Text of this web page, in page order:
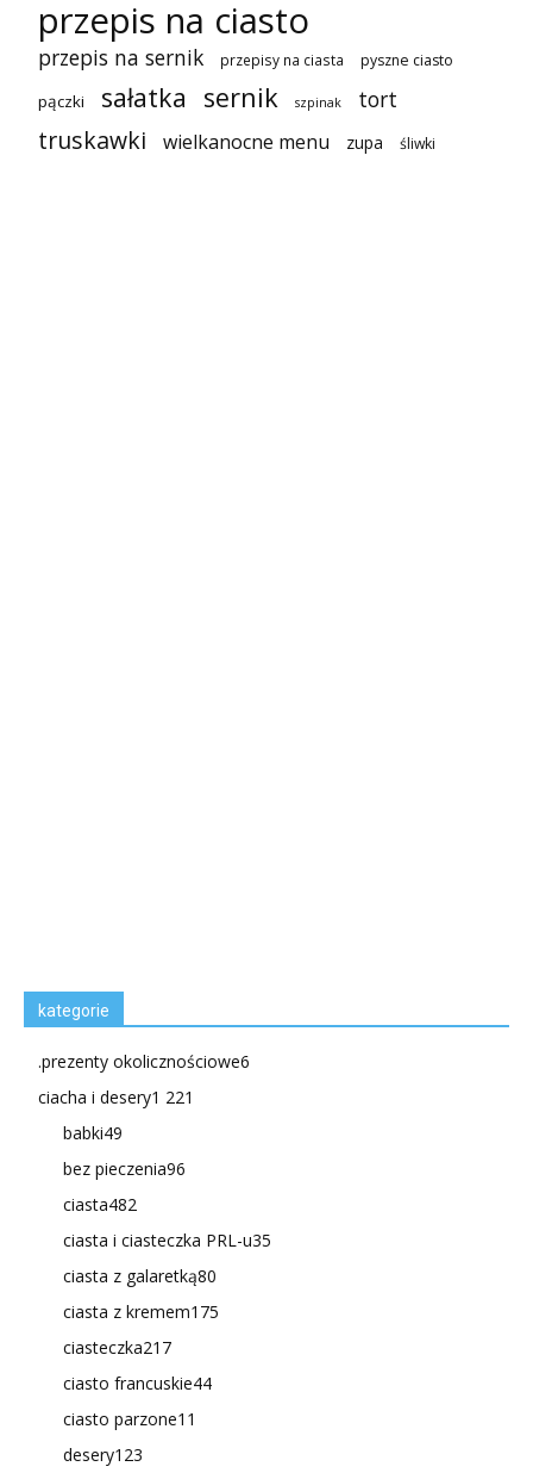
przepis na ciasto
przepis na sernik przepisy na ciasta pyszne ciasto
pączki sałatka sernik szpinak tort
truskawki wielkanocne menu zupa śliwki
kategorie
.prezenty okolicznościowe6
ciacha i desery1 221
babki49
bez pieczenia96
ciasta482
ciasta i ciasteczka PRL-u35
ciasta z galaretką80
ciasta z kremem175
ciasteczka217
ciasto francuskie44
ciasto parzone11
desery123